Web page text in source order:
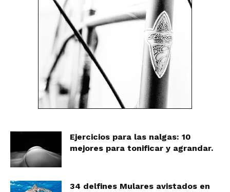
Ejercicios para las nalgas: 10
mejores para tonificar y agrandar.
34 delfines Mulares avistados en